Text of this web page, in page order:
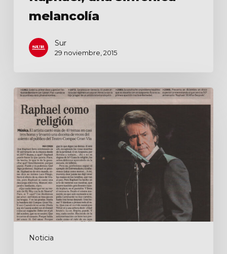
melancolía
Sur
29 noviembre, 2015
Noticia
Raphael
como
religión